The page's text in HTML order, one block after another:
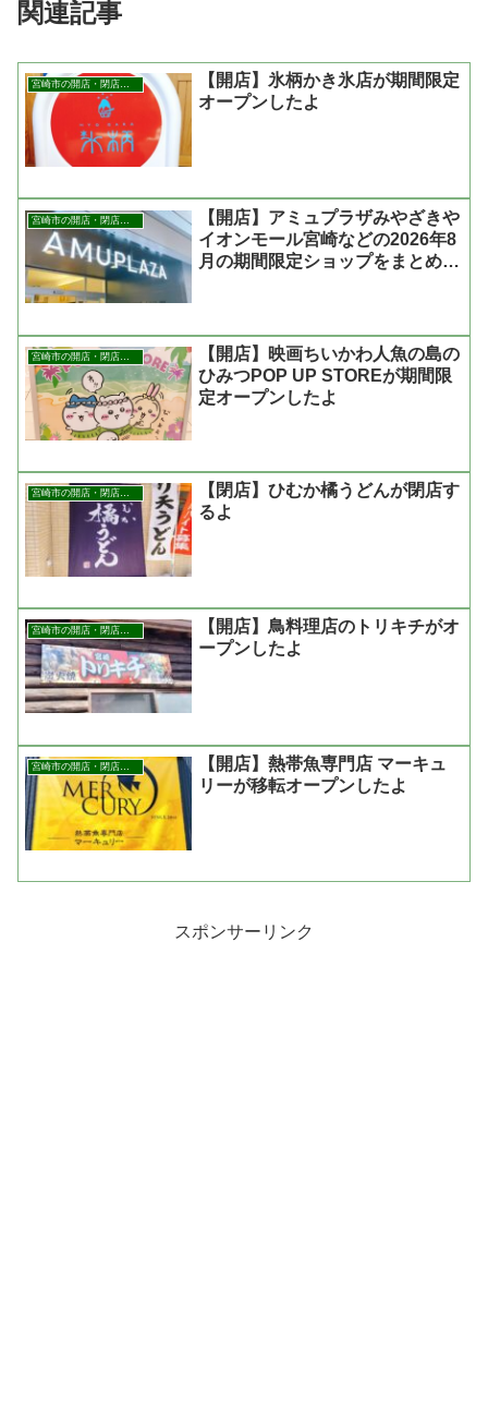
関連記事
【開店】氷柄かき氷店が期間限定
オープンしたよ
【開店】アミュプラザみやざきや
イオンモール宮崎などの2026年8
月の期間限定ショップをまとめた
宮崎市の開店・閉店まとめ
【開店】映画ちいかわ人魚の島の
ひみつPOP UP STOREが期間限
定オープンしたよ
宮崎市の開店・閉店まとめ
【閉店】ひむか橘うどんが閉店す
るよ
【開店】鳥料理店のトリキチがオ
ープンしたよ
【開店】熱帯魚専門店 マーキュ
リーが移転オープンしたよ
スポンサーリンク